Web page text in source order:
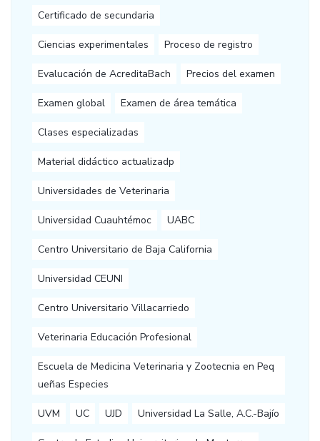
Certificado de secundaria
Ciencias experimentales Proceso de registro
Evalucación de AcreditaBach Precios del examen
Examen global Examen de área temática
Clases especializadas
Material didáctico actualizadp
Universidades de Veterinaria
Universidad Cuauhtémoc UABC
Centro Universitario de Baja California
Universidad CEUNI
Centro Universitario Villacarriedo
Veterinaria Educación Profesional
Escuela de Medicina Veterinaria y Zootecnia en Peq
ueñas Especies
UVM UC UJD Universidad La Salle, A.C.-Bajío